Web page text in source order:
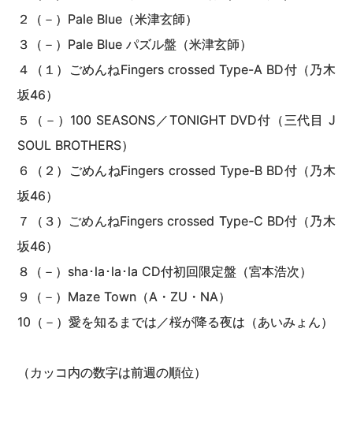
２（－）Pale Blue（米津玄師）
３（－）Pale Blue パズル盤（米津玄師）
４（１）ごめんねFingers crossed Type-A BD付（乃木
坂46）
５（－）100 SEASONS／TONIGHT DVD付（三代目 J
SOUL BROTHERS）
６（２）ごめんねFingers crossed Type-B BD付（乃木
坂46）
７（３）ごめんねFingers crossed Type-C BD付（乃木
坂46）
８（－）sha･la･la･la CD付初回限定盤（宮本浩次）
９（－）Maze Town（A・ZU・NA）
10（－）愛を知るまでは／桜が降る夜は（あいみょん）
（カッコ内の数字は前週の順位）